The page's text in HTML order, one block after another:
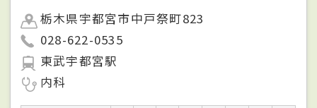
栃木県宇都宮市中戸祭町823
028-622-0535
東武宇都宮駅
内科